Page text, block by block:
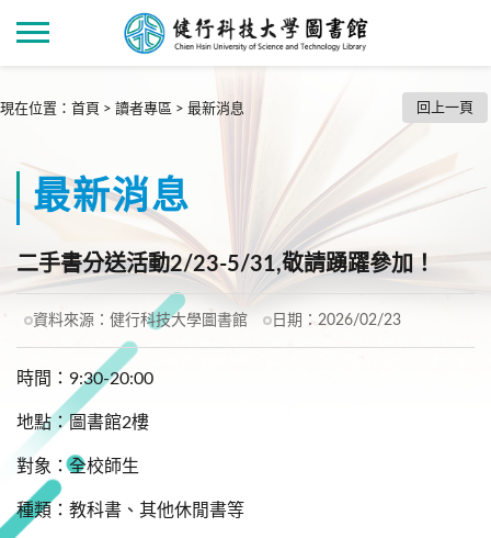
現在位置 ： 首頁 > 讀者專區 > 最新消息 回上一頁
最新消息
二手書分送活動2/23-5/31,敬請踴躍參加！
資料來源： 健行科技大學圖書館 日期： 2026/02/23
時間：9:30-20:00
地點：圖書館2樓
對象：全校師生
種類：教科書、其他休閒書等